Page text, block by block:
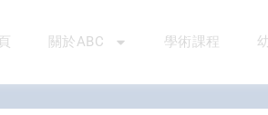
關於ABC 學術課程